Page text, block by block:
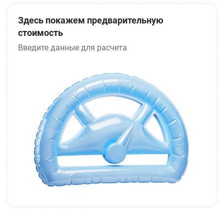
Здесь покажем предварительную
стоимость
Введите данные для расчета